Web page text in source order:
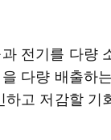
전기를 다량
다량 배출하
하고 저감할 기